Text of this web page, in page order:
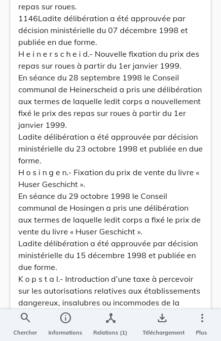
repas sur roues.
1146Ladite délibération a été approuvée par
décision ministérielle du 07 décembre 1998 et
publiée en due forme.
H e i n e r s c h e i d.- Nouvelle fixation du prix des
repas sur roues à partir du 1er janvier 1999.
En séance du 28 septembre 1998 le Conseil
communal de Heinerscheid a pris une délibération
aux termes de laquelle ledit corps a nouvellement
fixé le prix des repas sur roues à partir du 1er
janvier 1999.
Ladite délibération a été approuvée par décision
ministérielle du 23 octobre 1998 et publiée en due
forme.
H o s i n g e n.- Fixation du prix de vente du livre «
Huser Geschicht ».
En séance du 29 octobre 1998 le Conseil
communal de Hosingen a pris une délibération
aux termes de laquelle ledit corps a fixé le prix de
vente du livre « Huser Geschicht ».
Ladite délibération a été approuvée par décision
ministérielle du 15 décembre 1998 et publiée en
due forme.
K o p s t a l.- Introduction d’une taxe à percevoir
sur les autorisations relatives aux établissements
dangereux, insalubres ou incommodes de la
classe 2.
En séance du 30 octobre 1998 le Conseil
communal de Kopstal a pris une délibération aux
search
Chercher
info
Informations
device_hub
Relations (1)
save_alt
Téléchargement
more_vert
Plus